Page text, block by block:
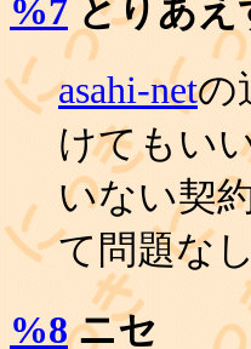
%7 とりあえ
asahi-netの
けてもい
いない契
て問題な
%8ニセ